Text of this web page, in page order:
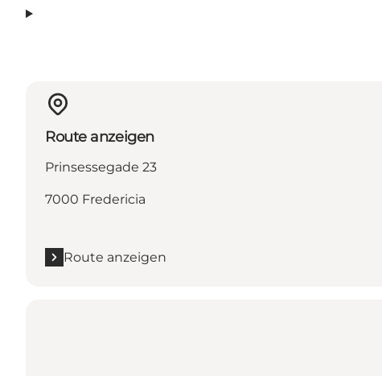
Route anzeigen
Prinsessegade 23
7000 Fredericia
Route anzeigen